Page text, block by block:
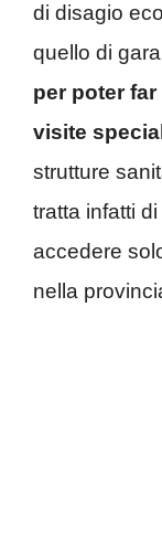
di disagio
quello di
per poter
visite
strutture
tratta infatti
accedere
nella